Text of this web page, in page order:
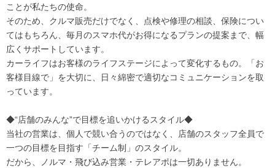
ことが私たちの使命。
そのため、クルマ販売だけでなく、点検や修理の相談、保険につい
てはもちろん、毎月のスマホ代がお得になるプランの提案まで、幅
広くサポートしています。
カーライフはお客様のライフステージによって変化するもの。「お
客様目線で」を大切に、日々綿密で適切なコミュニケーションを取
っています。
◆“店舗のみんな”で目標を追いかけるスタイル◆
当社の営業は、個人で競い合うのではなく、店舗のスタッフ全員で
一つの目標を目指す「チーム制」のスタイル。
だから、ノルマ・飛び込み営業・テレアポは一切ありません。